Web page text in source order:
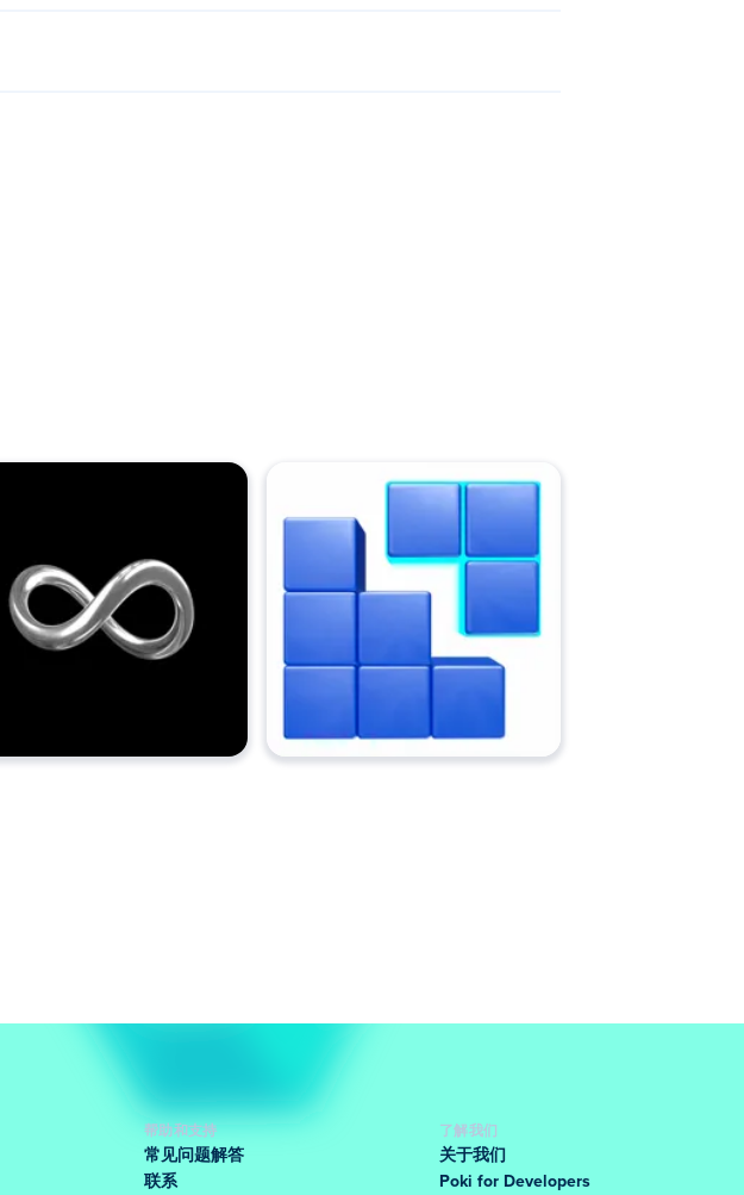
帮助和支持
常见问题解答
联系
了解我们
关于我们
Poki for Developers